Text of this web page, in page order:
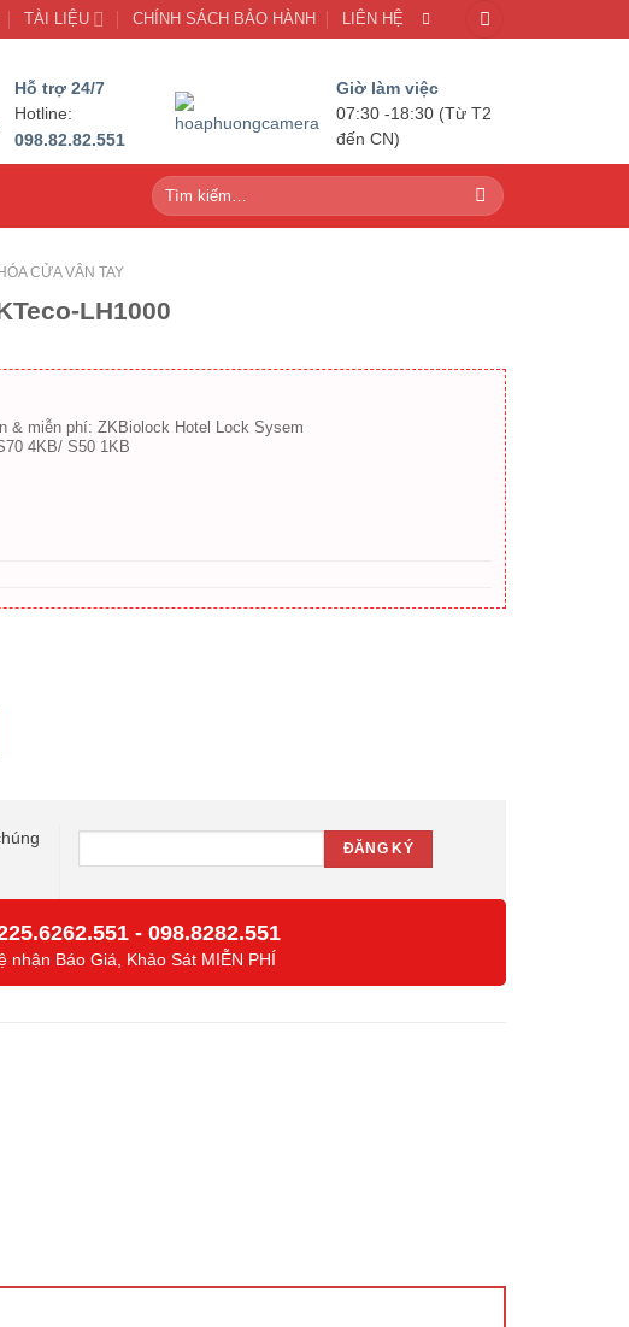
TÀI LIỆU CHÍNH SÁCH BẢO HÀNH LIÊN HỆ
Hỗ trợ 24/7
Hotline:
098.82.82.551
Giờ làm việc
07:30 -18:30 (Từ T2
đến CN)
Tìm
kiếm:
CỬA VÂN TAY
LH1000
& miễn phí: ZKBiolock Hotel Lock Sysem
4KB/ S50 1KB
số lượng
-098.8282.551
nhận Báo Giá, Khảo Sát MIỄN PHÍ